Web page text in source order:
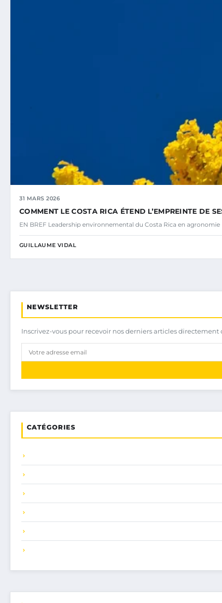
31 MARS 2026
COMMENT LE COSTA RICA ÉTEND L’EMPREINTE DE
EN BREF Leadership environnemental du Costa Rica en
GUILLAUME VIDAL
NEWSLETTER
Inscrivez-vous pour recevoir nos derniers articles
CATÉGORIES